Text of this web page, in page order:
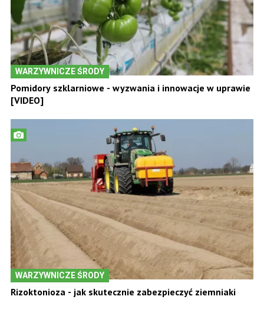
WARZYWNICZE ŚRODY
Pomidory szklarniowe - wyzwania i innowacje w uprawie
[VIDEO]
WARZYWNICZE ŚRODY
Rizoktonioza - jak skutecznie zabezpieczyć ziemniaki